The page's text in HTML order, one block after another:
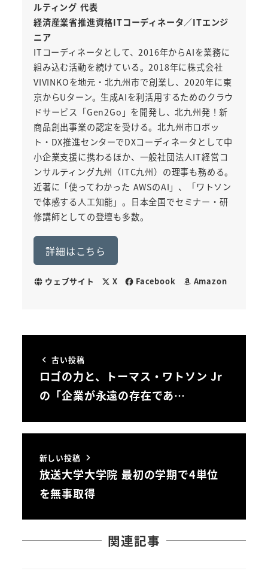
ルティング 代表
経済産業省推進資格ITコーディネータ／ITエンジ
ニア
ITコーディネータとして、2016年からAIを業務に
組み込む活動を続けている。2018年に株式会社
VIVINKOを地元・北九州市で創業し、2020年に東
京からUターン。生成AIを利活用するためのクラウ
ドサービス「Gen2Go」を開発し、北九州発！新
商品創出事業の認定を受ける。北九州市ロボッ
ト・DX推進センターでDXコーディネータとして中
小企業支援に携わるほか、一般社団法人IT経営コ
ンサルティング九州（ITC九州）の理事も務める。
近著に「使ってわかった AWSのAI」、「ワトソン
で体感する人工知能」。日本全国でセミナー・研
修講師としての登壇も多数。
詳細はこちら
ウェブサイト X Facebook Amazon
古い投稿
ロゴの力と、トーマス・ワトソン Jr
の「企業が永遠の存在であ…
新しい投稿
放送大学大学院 最初の学期で4単位
を無事取得
関連記事